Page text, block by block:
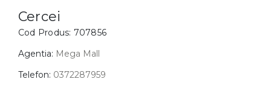
Cercei
Bratari
Coliere
Lanturi
Cercei
Cod Produs: 707856
Agentia: Mega Mall
Telefon: 0372287959